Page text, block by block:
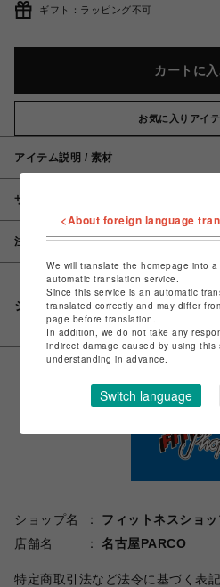
ギフト：ラッピング不可
カートに
お気に入りアイ
アイテム説明 / 素材
サイズ
注意事項
シェアする
ショップ名
フィットネスショ
店舗名
名古屋PARCO
特定商取引法など法令に基づく表
<About foreign language
We will translate the homepage into
automatic translation service.
Since this service is an automatic
translated correctly and may differ
page before translation.
In addition, we do not take any
indirect damage caused by using
understanding in advance.
Switch language